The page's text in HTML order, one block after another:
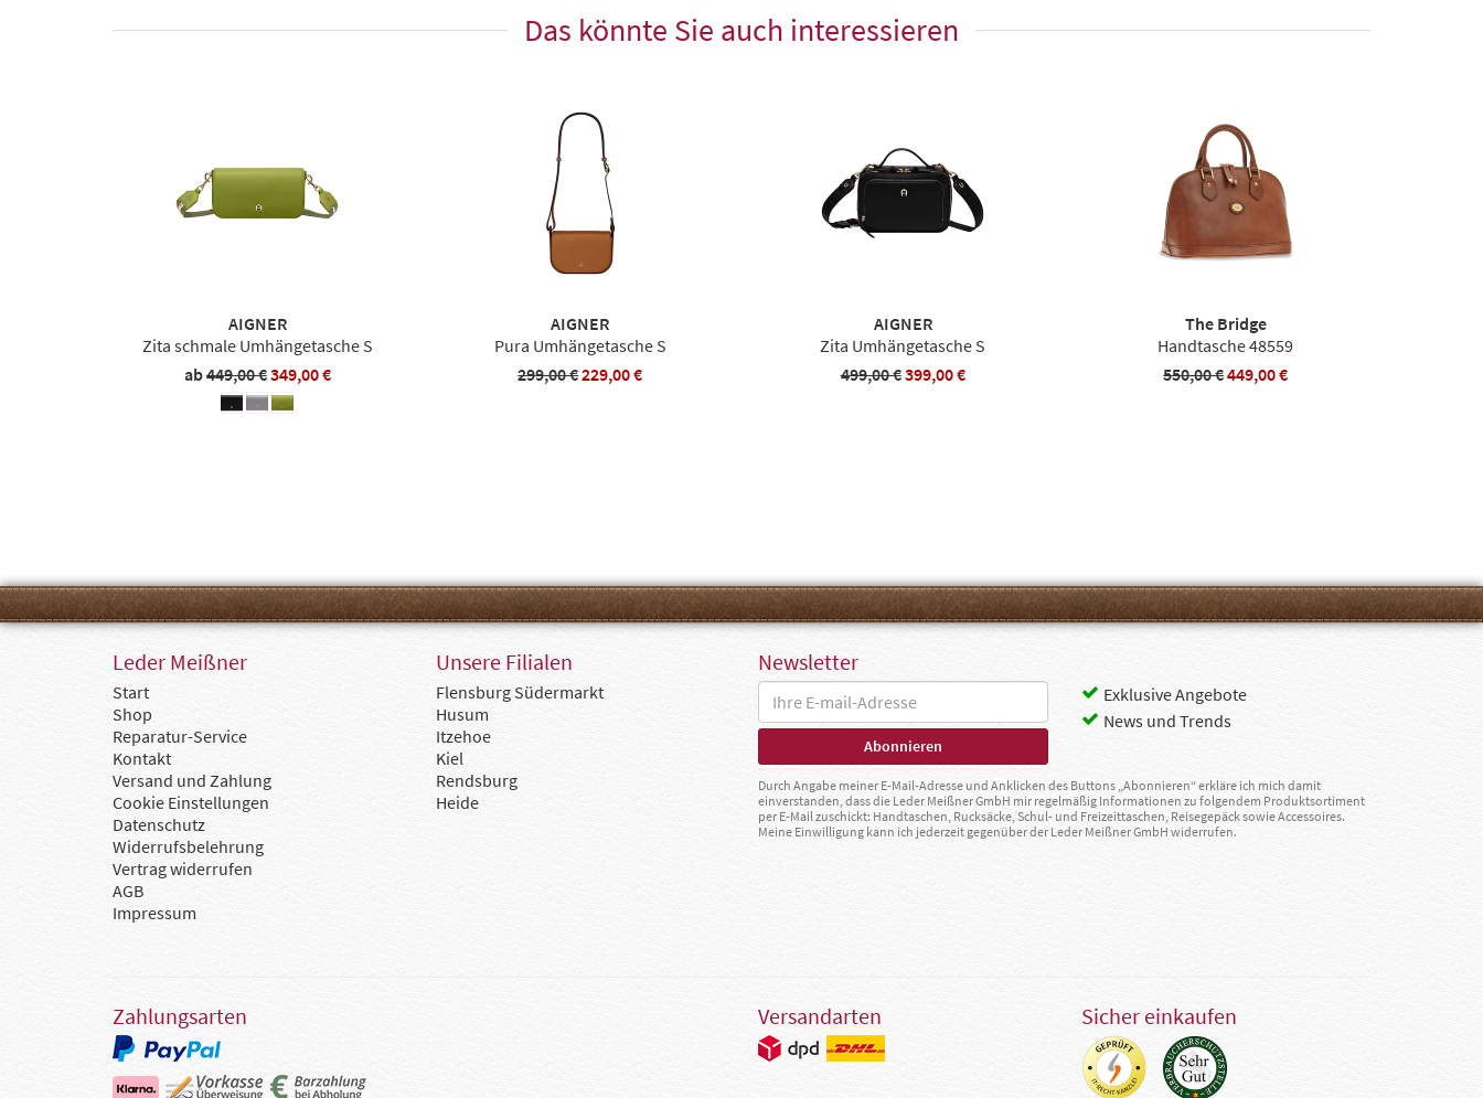
Das könnte Sie auch interessieren
AIGNER
Zita schmale Umhängetasche S
ab449,00 €349,00 €
AIGNER
Pura Umhängetasche S
299,00 €229,00 €
AIGNER
Zita Umhängetasche S
499,00 €399,00 €
The Bridge
Handtasche 48559
550,00 €449,00 €
Leder Meißner
Start
Shop
Reparatur-Service
Kontakt
Versand und Zahlung
Cookie Einstellungen
Datenschutz
Widerrufsbelehrung
Vertrag widerrufen
AGB
Impressum
Unsere Filialen
Flensburg Südermarkt
Husum
Itzehoe
Kiel
Rendsburg
Heide
Newsletter
Exklusive Angebote
News und Trends
Durch Angabe meiner E-Mail-Adresse und Anklicken des Buttons „Abonnieren“ erkläre ich mich damit
einverstanden, dass die Leder Meißner GmbH mir regelmäßig Informationen zu folgendem Produktsortiment
per E-Mail zuschickt: Handtaschen, Rucksäcke, Schul- und Freizeittaschen, Reisegepäck sowie Accessoires.
Meine Einwilligung kann ich jederzeit gegenüber der Leder Meißner GmbH widerrufen.
Zahlungsarten Versandarten Sicher einkaufen